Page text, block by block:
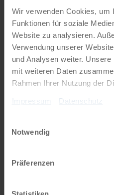
Wir verwenden Cookies, um
Funktionen für soziale
Website zu analysieren.
Verwendung unserer
und Analysen weiter.
mit weiteren Daten
Rahmen Ihrer Nutzung der
Impressum Datenschutz
Notwendig
Präferenzen
Fahrradurlaub ab St. Jakob
vom 4☼☼☼☼Hotel Rosentaler
mit…